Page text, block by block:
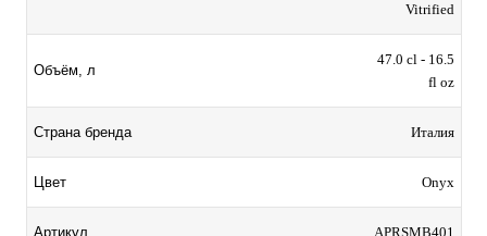
Vitrified
Объём, л
47.0 cl - 16.5
fl oz
Страна бренда Италия
Цвет Onyx
Артикул APRSMB401